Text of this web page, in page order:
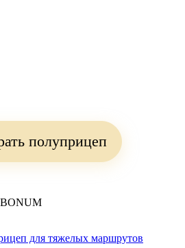
полуприцеп